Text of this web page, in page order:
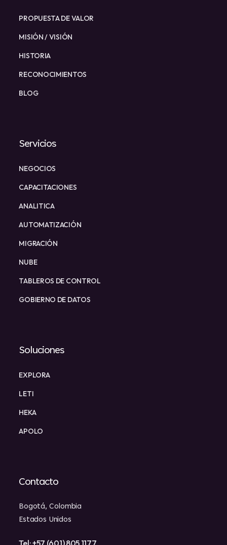
PROPUESTA DE VALOR
MISIÓN / VISIÓN
HISTORIA
RECONOCIMIENTOS
BLOG
Servicios
NEGOCIOS
CAPACITACIONES
ANALITICA
AUTOMATIZACIÓN
MIGRACIÓN
NUBE
TABLEROS DE CONTROL
GOBIERNO DE DATOS
Soluciones
EXPLORA
LETI
HEKA
APOLO
Contacto
Bogotá, Colombia
Estados Unidos